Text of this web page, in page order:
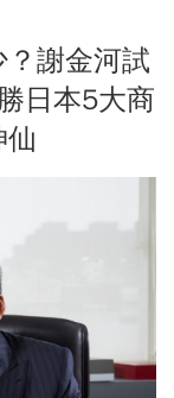
謝金河試
日本5大商